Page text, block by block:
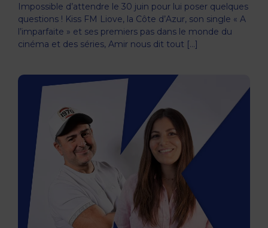
Impossible d’attendre le 30 juin pour lui poser quelques
questions ! Kiss FM Liove, la Côte d’Azur, son single « A
l’imparfaite » et ses premiers pas dans le monde du
cinéma et des séries, Amir nous dit tout […]